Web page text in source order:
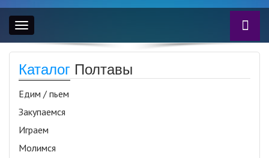
Toggle
navigation
Каталог Полтавы
Едим / пьем
Закупаемся
Играем
Молимся